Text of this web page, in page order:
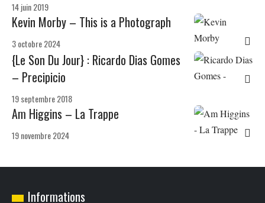
14 juin 2019
Kevin Morby – This is a Photograph
3 octobre 2024
{Le Son Du Jour} : Ricardo Dias Gomes
– Precipicio
19 septembre 2018
Am Higgins – La Trappe
19 novembre 2024
Informations